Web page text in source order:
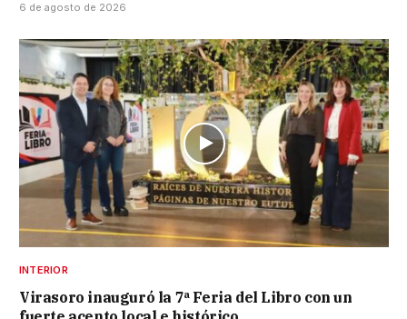
6 de agosto de 2026
INTERIOR
Virasoro inauguró la 7ª Feria del Libro con un